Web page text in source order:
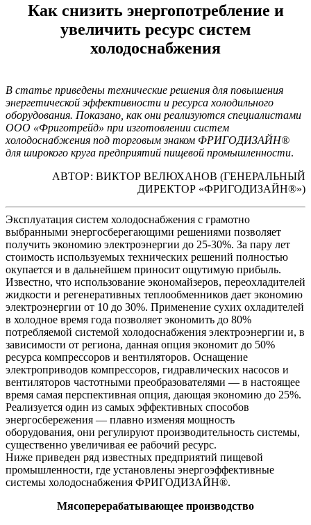
Как снизить энергопотребление и
увеличить ресурс систем
холодоснабжения
В статье приведены технические решения для повышения
энергетической эффективности и ресурса холодильного
оборудования. Показано, как они реализуются специалистами
ООО «Фриготрейд» при изготовлении систем
холодоснабжения под торговым знаком ФРИГОДИЗАЙН®
для широкого круга предприятий пищевой промышленности.
АВТОР: ВИКТОР ВЕЛЮХАНОВ (ГЕНЕРАЛЬНЫЙ
ДИРЕКТОР «ФРИГОДИЗАЙН®»)
Эксплуатация систем холодоснабжения с грамотно
выбранными энергосберегающими решениями позволяет
получить экономию электроэнергии до 25-30%. За пару лет
стоимость используемых технических решений полностью
окупается и в дальнейшем приносит ощутимую прибыль.
Известно, что использование экономайзеров, переохладителей
жидкости и регенеративных теплообменников дает экономию
электроэнергии от 10 до 30%. Применение сухих охладителей
в холодное время года позволяет экономить до 80%
потребляемой системой холодоснабжения электроэнергии и, в
зависимости от региона, данная опция экономит до 50%
ресурса компрессоров и вентиляторов. Оснащение
электроприводов компрессоров, гидравлических насосов и
вентиляторов частотными преобразователями — в настоящее
время самая перспективная опция, дающая экономию до 25%.
Реализуется один из самых эффективных способов
энергосбережения — плавно изменяя мощность
оборудования, они регулируют производительность системы,
существенно увеличивая ее рабочий ресурс.
Ниже приведен ряд известных предприятий пищевой
промышленности, где установлены энергоэффективные
системы холодоснабжения ФРИГОДИЗАЙН®.
Мясоперерабатывающее производство